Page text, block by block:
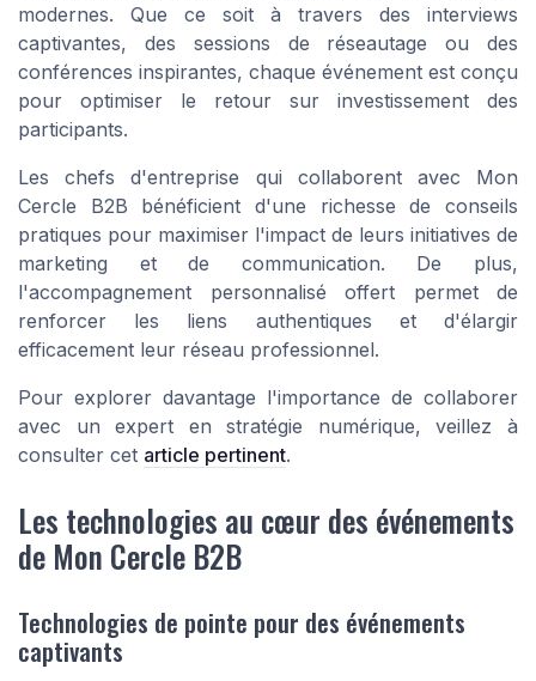
modernes. Que ce soit à travers des interviews
captivantes, des sessions de réseautage ou des
conférences inspirantes, chaque événement est conçu
pour optimiser le retour sur investissement des
participants.
Leschefs d'entreprise qui collaborent avec Mon
Cercle B2B bénéficient d'une richesse de conseils
pratiques pour maximiser l'impact de leurs initiatives de
marketing et de communication. De plus,
l'accompagnement personnalisé offert permet de
renforcer les liens authentiques et d'élargir
efficacement leur réseau professionnel.
Pour explorer davantage l'importance de collaborer
avec un expert en stratégie numérique, veillez à
consulter cet article pertinent.
Les technologies au cœur des événements
de Mon Cercle B2B
Technologies de pointe pour des événements
captivants